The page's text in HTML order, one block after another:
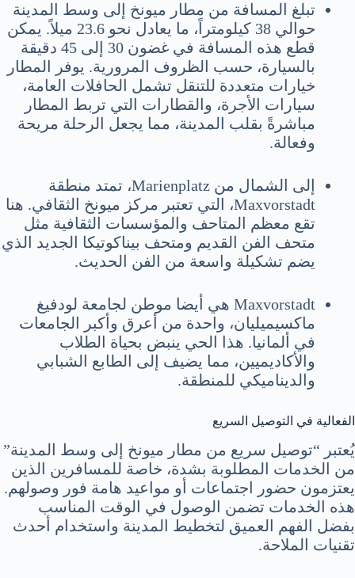
تبلغ المسافة من مطار ميونخ إلى وسط المدينة
حوالي 38 كيلومتراً، ما يعادل نحو 23.6 ميلاً. يمكن
قطع هذه المسافة في غضون 30 إلى 45 دقيقة
بالسيارة، حسب الظروف المرورية. يوفر المطار
خيارات متعددة للتنقل تشمل الحافلات العامة،
سيارات الأجرة، والقطارات التي تربط المطار
مباشرةً بقلب المدينة، مما يجعل الرحلة مريحة
وفعالة.
إلى الشمال من Marienplatz، تمتد منطقة
Maxvorstadt، التي تعتبر مركز ميونخ الثقافي. هنا
تقع معظم المتاحف والمؤسسات الثقافية مثل
متحف الفن القديم ومتحف بيناكوتيكا الجديد الذي
يضم تشكيلة واسعة من الفن الحديث.
Maxvorstadt هي أيضا موطن لجامعة لودفيغ
ماكسيميليان، واحدة من أعرق وأكبر الجامعات
في ألمانيا. هذا الحي ينبض بحياة الطلاب
والأكاديميين، مما يضيف إلى الطابع الشبابي
والديناميكي للمنطقة.
الفعالية في التوصيل السريع
يُعتبر “توصيل سريع من مطار ميونخ إلى وسط المدينة”
من الخدمات المطلوبة بشدة، خاصة للمسافرين الذين
يعتزمون حضور اجتماعات أو مواعيد هامة فور وصولهم.
هذه الخدمات تضمن الوصول في الوقت المناسب
بفضل الفهم العميق لتخطيط المدينة واستخدام أحدث
تقنيات الملاحة.